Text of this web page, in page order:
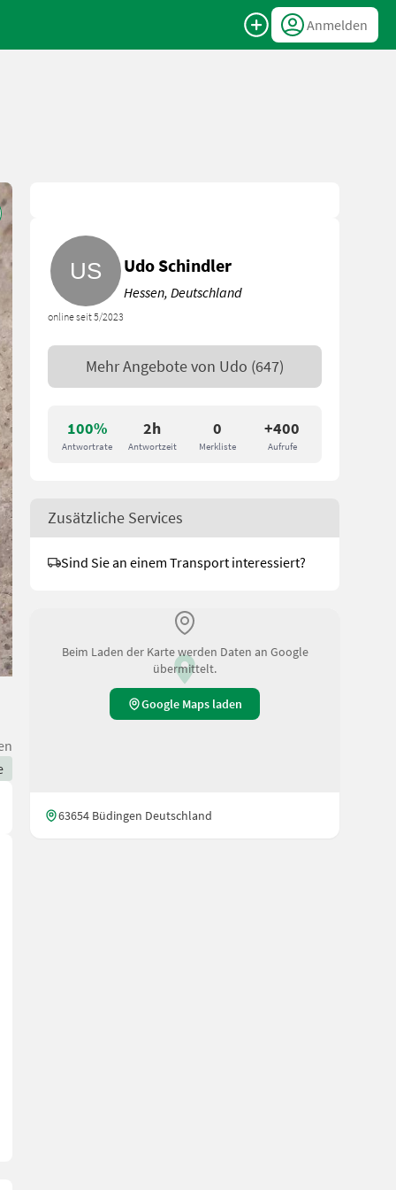
Anmelden
100%
Antwortrate
2h
Antwortzeit
0
Merkliste
+400
Aufrufe
online seit 5/2023
Udo Schindler
Hessen, Deutschland
Mehr Angebote von Udo (647)
Zusätzliche Services
Sind Sie an einem Transport interessiert?
Beim Laden der Karte werden Daten an Google
übermittelt.
Google Maps laden
63654 Büdingen Deutschland